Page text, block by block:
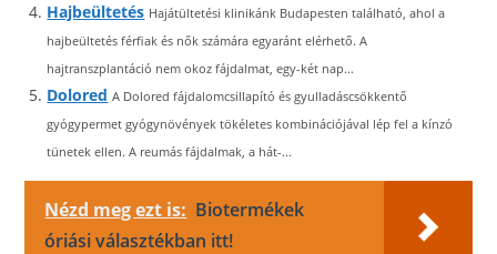
Hajbeültetés Hajátültetési klinikánk Budapesten található, ahol a
hajbeültetés férfiak és nők számára egyaránt elérhető. A
hajtranszplantáció nem okoz fájdalmat, egy-két nap...
Dolored A Dolored fájdalomcsillapító és gyulladáscsökkentő
gyógypermet gyógynövények tökéletes kombinációjával lép fel a kínzó
tünetek ellen. A reumás fájdalmak, a hát-...
Nézd meg ezt is: Biotermékek
óriási választékban itt!